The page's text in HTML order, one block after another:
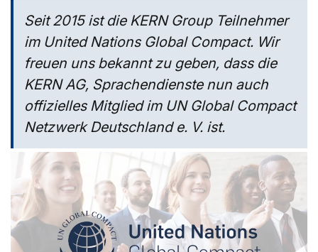
Seit 2015 ist die KERN Group Teilnehmer
im United Nations Global Compact. Wir
freuen uns bekannt zu geben, dass die
KERN AG, Sprachendienste nun auch
offizielles Mitglied im UN Global Compact
Netzwerk Deutschland e. V. ist.